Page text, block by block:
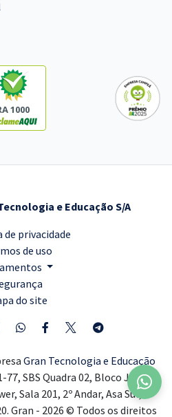
1000
e Educação S/A
privacidade
de uso
do site
Gran Tecnologia e Educação
77, SBS Quadra 02, Bloco J, Lote
Sala 201, 2º Andar, Asa Sul,
Gran - 2026 © Todos os direitos